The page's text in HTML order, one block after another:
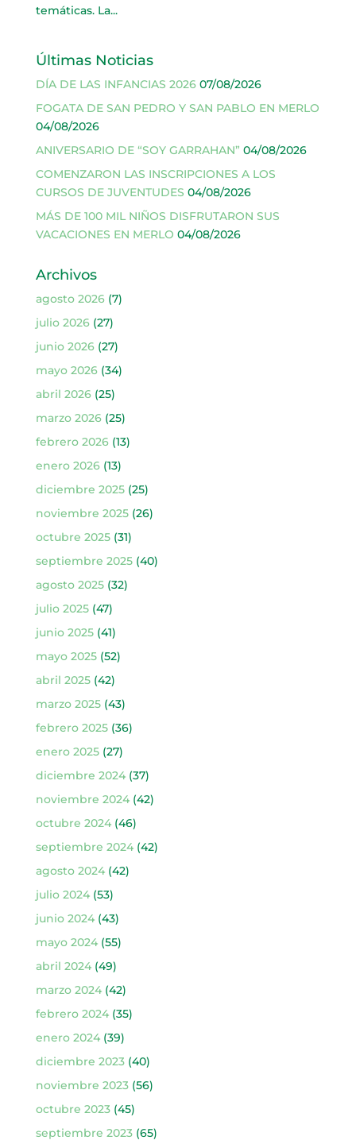
temáticas. La...
Últimas Noticias
DÍA DE LAS INFANCIAS 2026 07/08/2026
FOGATA DE SAN PEDRO Y SAN PABLO EN MERLO
04/08/2026
ANIVERSARIO DE “SOY GARRAHAN” 04/08/2026
COMENZARON LAS INSCRIPCIONES A LOS
CURSOS DE JUVENTUDES 04/08/2026
MÁS DE 100 MIL NIÑOS DISFRUTARON SUS
VACACIONES EN MERLO 04/08/2026
Archivos
agosto 2026(7)
julio 2026(27)
junio 2026(27)
mayo 2026(34)
abril 2026(25)
marzo 2026(25)
febrero 2026(13)
enero 2026(13)
diciembre 2025(25)
noviembre 2025(26)
octubre 2025(31)
septiembre 2025(40)
agosto 2025(32)
julio 2025(47)
junio 2025(41)
mayo 2025(52)
abril 2025(42)
marzo 2025(43)
febrero 2025(36)
enero 2025(27)
diciembre 2024(37)
noviembre 2024(42)
octubre 2024(46)
septiembre 2024(42)
agosto 2024(42)
julio 2024(53)
junio 2024(43)
mayo 2024(55)
abril 2024(49)
marzo 2024(42)
febrero 2024(35)
enero 2024(39)
diciembre 2023(40)
noviembre 2023(56)
octubre 2023(45)
septiembre 2023(65)